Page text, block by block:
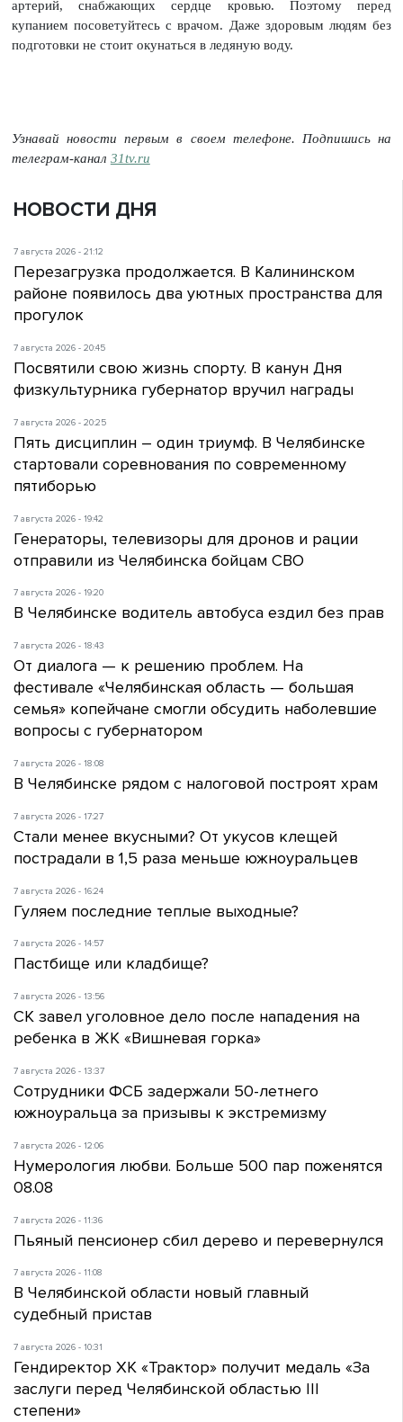
артерий, снабжающих сердце кровью. Поэтому перед
купанием посоветуйтесь с врачом. Даже здоровым людям без
подготовки не стоит окунаться в ледяную воду.
Узнавай новости первым в своем телефоне. Подпишись на
телеграм-канал 31tv.ru
НОВОСТИ ДНЯ
7 августа 2026 - 21:12
Перезагрузка продолжается. В Калининском
районе появилось два уютных пространства для
прогулок
7 августа 2026 - 20:45
Посвятили свою жизнь спорту. В канун Дня
физкультурника губернатор вручил награды
7 августа 2026 - 20:25
Пять дисциплин – один триумф. В Челябинске
стартовали соревнования по современному
пятиборью
7 августа 2026 - 19:42
Генераторы, телевизоры для дронов и рации
отправили из Челябинска бойцам СВО
7 августа 2026 - 19:20
В Челябинске водитель автобуса ездил без прав
7 августа 2026 - 18:43
От диалога — к решению проблем. На
фестивале «Челябинская область — большая
семья» копейчане смогли обсудить наболевшие
вопросы с губернатором
7 августа 2026 - 18:08
В Челябинске рядом с налоговой построят храм
7 августа 2026 - 17:27
Стали менее вкусными? От укусов клещей
пострадали в 1,5 раза меньше южноуральцев
7 августа 2026 - 16:24
Гуляем последние теплые выходные?
7 августа 2026 - 14:57
Пастбище или кладбище?
7 августа 2026 - 13:56
СК завел уголовное дело после нападения на
ребенка в ЖК «Вишневая горка»
7 августа 2026 - 13:37
Сотрудники ФСБ задержали 50-летнего
южноуральца за призывы к экстремизму
7 августа 2026 - 12:06
Нумерология любви. Больше 500 пар поженятся
08.08
7 августа 2026 - 11:36
Пьяный пенсионер сбил дерево и перевернулся
7 августа 2026 - 11:08
В Челябинской области новый главный
судебный пристав
7 августа 2026 - 10:31
Гендиректор ХК «Трактор» получит медаль «За
заслуги перед Челябинской областью III
степени»